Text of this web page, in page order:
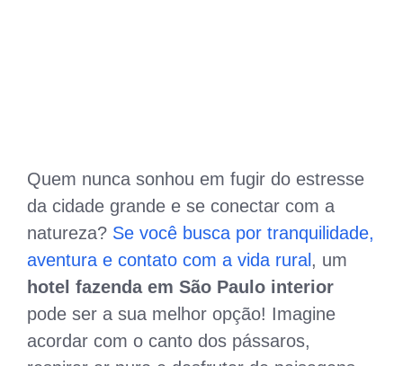
Quem nunca sonhou em fugir do estresse
da cidade grande e se conectar com a
natureza? Se você busca por tranquilidade,
aventura e contato com a vida rural, um
hotel fazenda em São Paulo interior
pode ser a sua melhor opção! Imagine
acordar com o canto dos pássaros,